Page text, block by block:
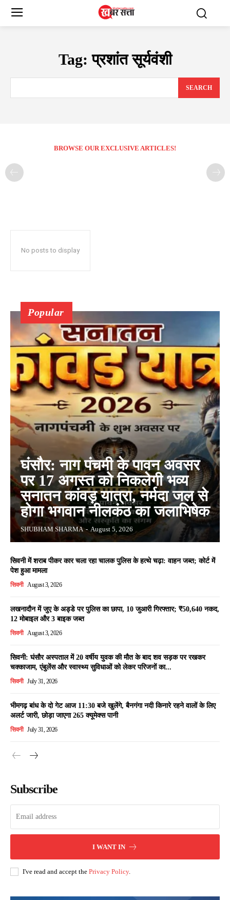
Tag:प्रशांत सूर्यवंशी
SEARCH
BROWSE OUR EXCLUSIVE ARTICLES!
No posts to display
Popular
घंसौर: नाग पंचमी के पावन अवसर
पर 17 अगस्त को निकलेगी भव्य
सनातन कांवड़ यात्रा, नर्मदा जल से
होगा भगवान नीलकंठ का जलाभिषेक
SHUBHAM SHARMA - August 5, 2026
सिवनी में शराब पीकर कार चला रहा चालक पुलिस के हत्थे चढ़ा: वाहन जब्त; कोर्ट में
पेश हुआ मामला
सिवनी August 3, 2026
लखनादौन में जुए के अड्डे पर पुलिस का छापा, 10 जुआरी गिरफ्तार; ₹50,640 नकद,
12 मोबाइल और 3 बाइक जब्त
सिवनी August 3, 2026
सिवनी: घंसौर अस्पताल में 20 वर्षीय युवक की मौत के बाद शव सड़क पर रखकर
चक्काजाम, एंबुलेंस और स्वास्थ्य सुविधाओं को लेकर परिजनों का...
सिवनी July 31, 2026
भीमगढ़ बांध के दो गेट आज 11:30 बजे खुलेंगे, बैनगंगा नदी किनारे रहने वालों के लिए
अलर्ट जारी, छोड़ा जाएगा 265 क्यूमेक्स पानी
सिवनी July 31, 2026
Subscribe
I WANT IN
I've read and accept the Privacy Policy.